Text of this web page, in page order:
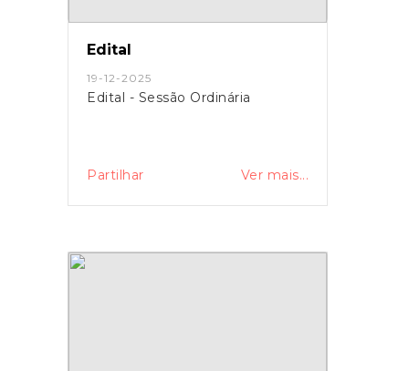
Edital
19-12-2025
Edital - Sessão Ordinária
Partilhar Ver mais...